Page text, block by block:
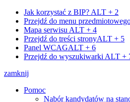
Jak korzystać z BIP? ALT + 2
Przejdź do menu
Mapa serwisu ALT + 4
Przejdź do treści stronyALT + 5
Panel WCAGALT + 6
Przejdź do wyszukiwarki ALT +
zamknij
Pomoc
Nabór kandydatów na